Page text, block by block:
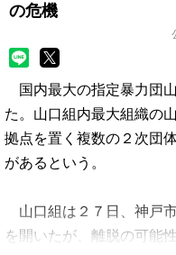
の危機
国内最大の指定暴力団
た。山口組内最大組織の
拠点を置く複数の２次団
があるという。
山口組は２７日、神戸
を開いたが、離脱の可能